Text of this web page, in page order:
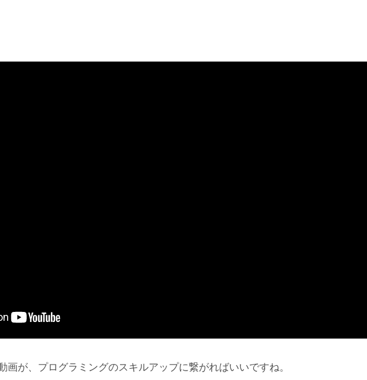
画が、プログラミングのスキルアップに繋がればいいですね。